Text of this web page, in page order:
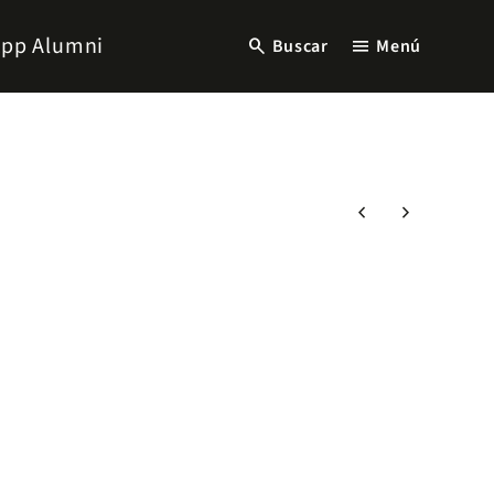
Alumni search Buscar menu Menú
chevron_left chevron_right